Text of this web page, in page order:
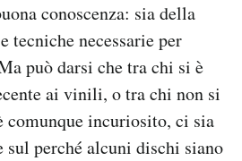
conoscenza: sia della
tecniche necessarie per
può darsi che tra chi si è
ai vinili, o tra chi non si
comunque incuriosito, ci sia
sul perché alcuni dischi siano